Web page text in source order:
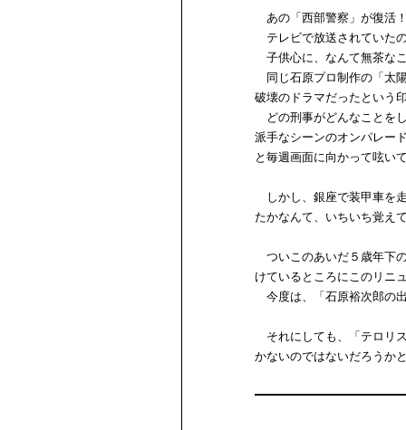
あの「西部警察」が復活
テレビで放送されていた
子供心に、なんて無茶な
同じ石原プロ制作の「太
破壊のドラマだったという
どの刑事がどんなことを
派手なシーンのオンパレー
と毎週画面に向かって呟い
しかし、銀座で装甲車を
たかなんて、いちいち覚え
ついこのあいだ５歳年下
けているところにこのリニ
今度は、「石原裕次郎の
それにしても、「テロリ
かないのではないだろうか